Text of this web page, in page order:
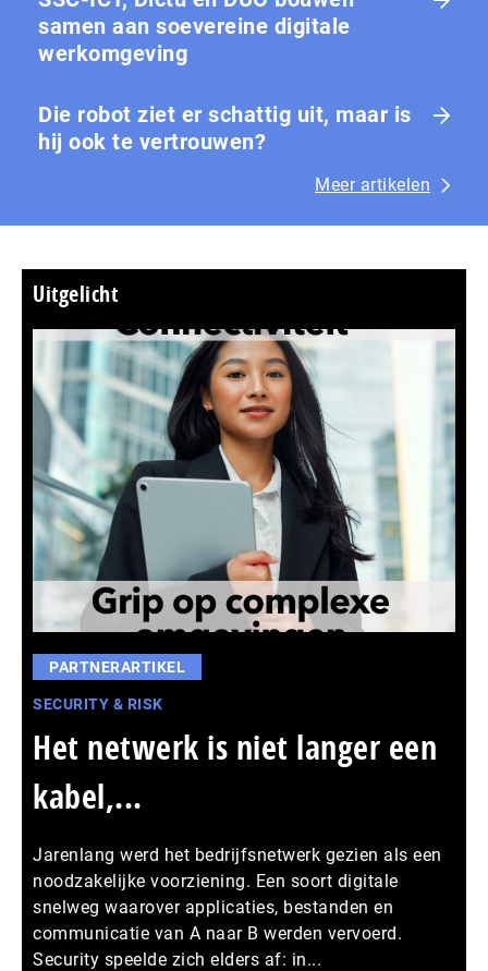
samen aan soevereine digitale
werkomgeving
Die robot ziet er schattig uit, maar is
hij ook te vertrouwen?
Meer artikelen
Uitgelicht
PARTNERARTIKEL
SECURITY & RISK
Het netwerk is niet langer een
kabel,...
Jarenlang werd het bedrijfsnetwerk gezien als een
noodzakelijke voorziening. Een soort digitale
snelweg waarover applicaties, bestanden en
communicatie van A naar B werden vervoerd.
Security speelde zich elders af: in...